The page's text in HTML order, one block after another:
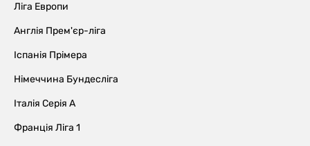
Ліга Европи
Англія Прем'єр-ліга
Іспанія Прімера
Німеччина Бундесліга
Італія Серія А
Франція Ліга 1